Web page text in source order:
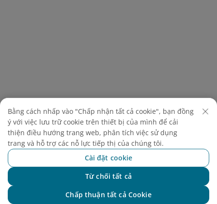
Khám phá thêm
Bằng cách nhấp vào "Chấp nhận tất cả cookie", bạn đồng
ý với việc lưu trữ cookie trên thiết bị của mình để cải
thiện điều hướng trang web, phân tích việc sử dụng
trang và hỗ trợ các nỗ lực tiếp thị của chúng tôi.
Cài đặt cookie
Từ chối tất cả
Chấp thuận tất cả Cookie